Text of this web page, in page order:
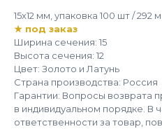
15x12 мм, упаковка 100 шт / 292 м
★ под заказ
Ширина сечения: 15
Высота сечения: 12
Цвет: Золото и Латунь
Страна производства: Россия
Гарантии: Вопросы возврата
в индивидуальном порядке. В
ответственности за товар,